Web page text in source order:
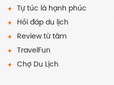
Tự túc là hạnh phúc
Hỏi đáp du lịch
Review từ tâm
TravelFun
Chợ Du Lịch